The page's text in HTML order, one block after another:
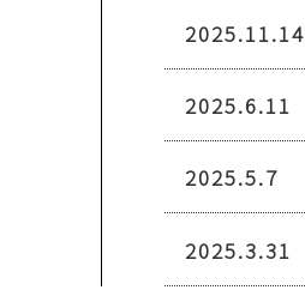
2025.11.14
2025.6.11
2025.5.7
2025.3.31